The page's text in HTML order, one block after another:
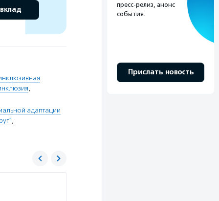
,
адаптации
,
пресс-релиз, анонс
события.
Прислать новость